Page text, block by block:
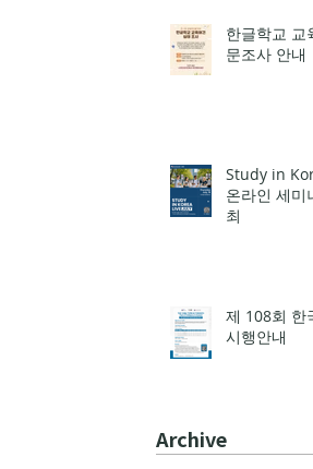
한글학교 교
문조사 안내
Study in
온라인 세미
최
제 108회 한
시행안내
Archive